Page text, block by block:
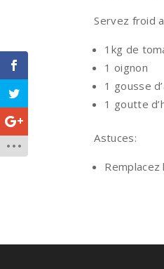
Servez froid
1kg de
1 oignon
1 gousse
1 goutte
Astuces:
Remplacez